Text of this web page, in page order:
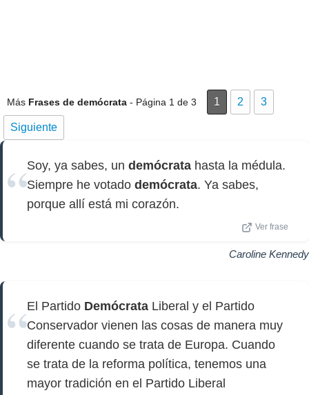
Más Frases de demócrata - Página 1 de 3 1 2 3
Siguiente
Soy, ya sabes, un demócrata hasta la médula.
Siempre he votado demócrata. Ya sabes,
porque allí está mi corazón.
Ver frase
Caroline Kennedy
El Partido Demócrata Liberal y el Partido
Conservador vienen las cosas de manera muy
diferente cuando se trata de Europa. Cuando
se trata de la reforma política, tenemos una
mayor tradición en el Partido Liberal